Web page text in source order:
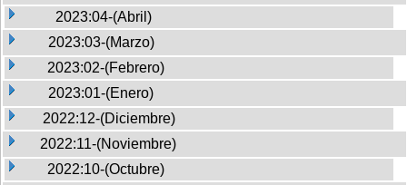
2023:04-(Abril)
2023:03-(Marzo)
2023:02-(Febrero)
2023:01-(Enero)
2022:12-(Diciembre)
2022:11-(Noviembre)
2022:10-(Octubre)